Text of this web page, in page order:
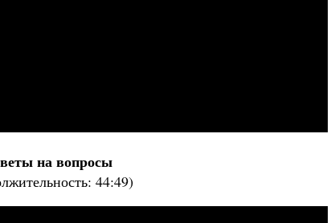
на вопросы
44:49)